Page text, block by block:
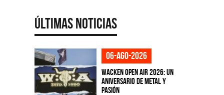
Últimas Noticias
06-ago-2026
Wacken Open Air 2026: Un
aniversario de metal y
pasión